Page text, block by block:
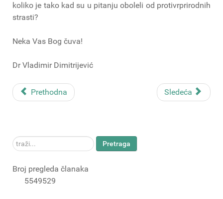
koliko je tako kad su u pitanju oboleli od protivrprirodnih
strasti?
Neka Vas Bog čuva!
Dr Vladimir Dimitrijević
Prethodna Sledeća
traži... Pretraga
Broj pregleda članaka
5549529